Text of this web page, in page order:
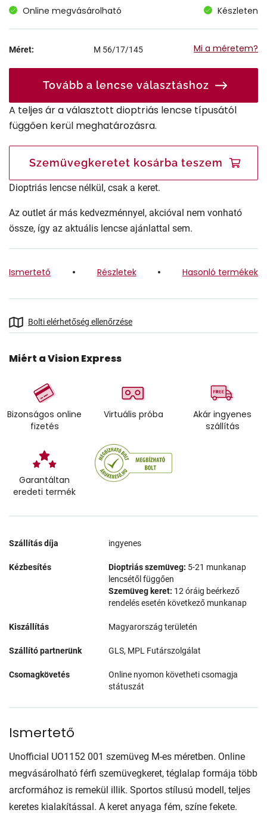
Online megvásárolható Készleten
Méret: M 56/17/145 Mi a méretem?
Tovább a lencse választáshoz
A teljes ár a választott dioptriás lencse típusától
függően kerül meghatározásra.
Szemüvegkeretet kosárba teszem
Dioptriás lencse nélkül, csak a keret.
Az outlet ár más kedvezménnyel, akcióval nem vonható
össze, így az aktuális lencse ajánlattal sem.
Ismertető Részletek Hasonló termékek
Bolti elérhetőség ellenőrzése
Miért a Vision Express
Bizonságos online
fizetés
Virtuális próba
Akár ingyenes
szállítás
Garantáltan
eredeti termék
Szállítás díja ingyenes
Kézbesítés Dioptriás szemüveg: 5-21 munkanap
lencsétől függően
Szemüveg keret: 12 óráig beérkező
rendelés esetén következő munkanap
Kiszállítás Magyarország területén
Szállító partnerünk GLS, MPL Futárszolgálat
Csomagkövetés
Online nyomon követheti csomagja
státuszát
Ismertető
Unofficial UO1152 001 szemüveg M-es méretben. Online
megvásárolható férfi szemüvegkeret, téglalap formája több
arcformához is remekül illik. Sportos stílusú modell, teljes
keretes kialakítással. A keret anyaga fém, színe fekete.